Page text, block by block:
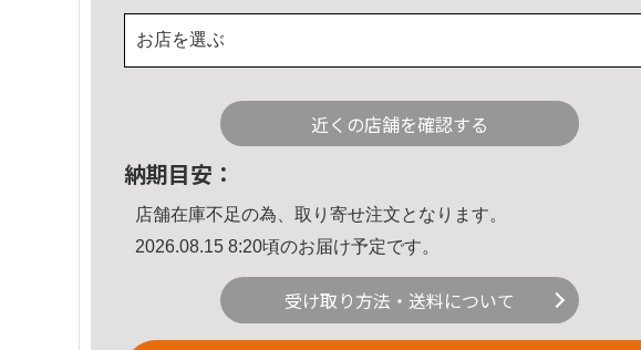
お店を選ぶ
近くの店舗を確認する
納期目安：
店舗在庫不足の為、取り寄せ注文となります。
2026.08.15 8:20頃のお届け予定です。
受け取り方法・送料について